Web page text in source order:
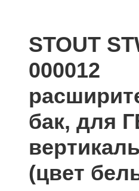
STOUT
000012
бак, для
(цвет